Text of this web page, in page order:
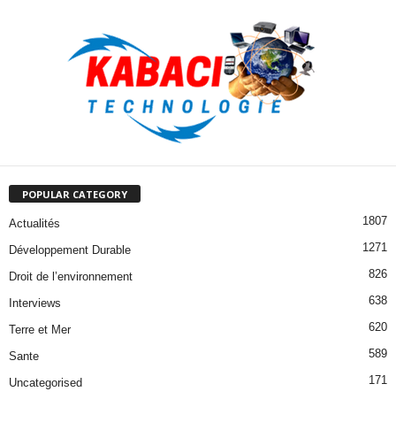
POPULAR CATEGORY
Actualités 1807
Développement Durable 1271
Droit de l’environnement 826
Interviews 638
Terre et Mer 620
Sante 589
Uncategorised 171